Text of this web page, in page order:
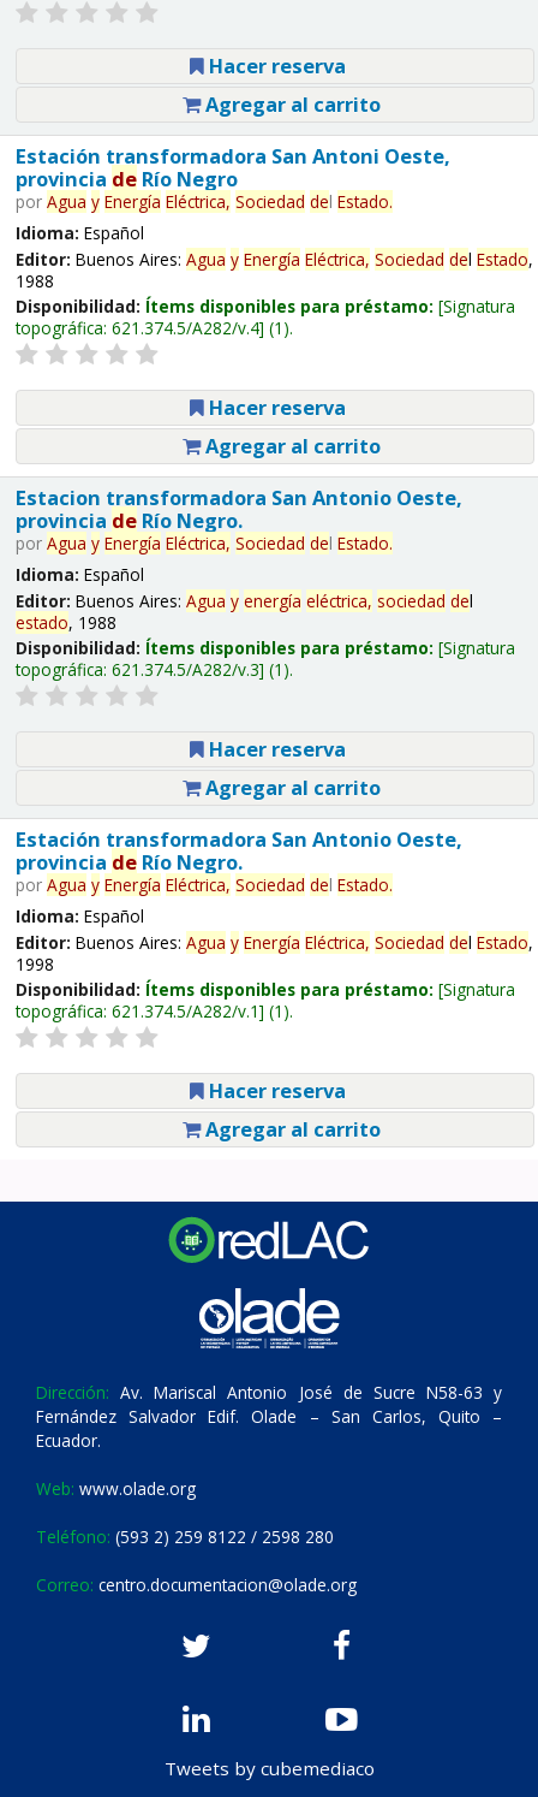
Hacer reserva
Agregar al carrito
Estación transformadora San Antoni Oeste,
provincia deRío Negro
por Agua y Energía Eléctrica, Sociedad del Estado.
Idioma: Español
Editor: Buenos Aires: Agua y Energía Eléctrica, Sociedad del Estado,
1988
Disponibilidad: Ítems disponibles para préstamo: Signatura
topográfica: 621.374.5/A282/v.4 (1).
Hacer reserva
Agregar al carrito
Estacion transformadora San Antonio Oeste,
provincia deRío Negro.
por Agua y Energía Eléctrica, Sociedad del Estado.
Idioma: Español
Editor: Buenos Aires: Agua y energía eléctrica, sociedad del
estado, 1988
Disponibilidad: Ítems disponibles para préstamo: Signatura
topográfica: 621.374.5/A282/v.3 (1).
Hacer reserva
Agregar al carrito
Estación transformadora San Antonio Oeste,
provincia deRío Negro.
por Agua y Energía Eléctrica, Sociedad del Estado.
Idioma: Español
Editor: Buenos Aires: Agua y Energía Eléctrica, Sociedad del Estado,
1998
Disponibilidad: Ítems disponibles para préstamo: Signatura
topográfica: 621.374.5/A282/v.1 (1).
Hacer reserva
Agregar al carrito
Dirección: Av. Mariscal Antonio José de Sucre N58-63 y
Fernández Salvador Edif. Olade – San Carlos, Quito –
Ecuador.
Web: www.olade.org
Teléfono: (593 2) 259 8122 / 2598 280
Correo: centro.documentacion@olade.org
Tweets by cubemediaco